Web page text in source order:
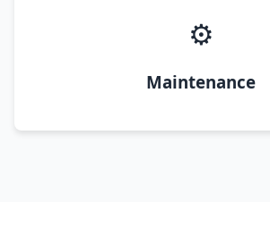
⚙️
Maintenance